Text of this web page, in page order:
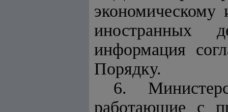
экономическому
иностранных
информация
Порядку.
6.
работающие с